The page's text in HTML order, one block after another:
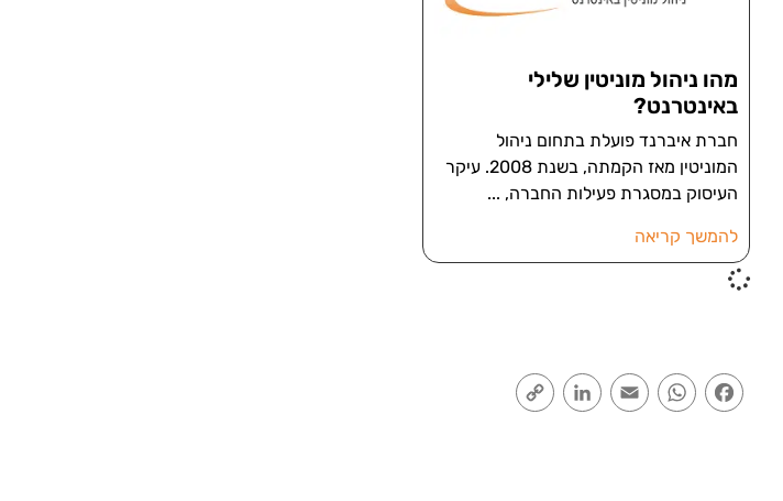
מהו ניהול מוניטין שלילי
באינטרנט?
חברת איברנד פועלת בתחום ניהול
המוניטין מאז הקמתה, בשנת 2008. עיקר
העיסוק במסגרת פעילות החברה,
להמשך קריאה
Facebook
WhatsApp
Email
LinkedIn